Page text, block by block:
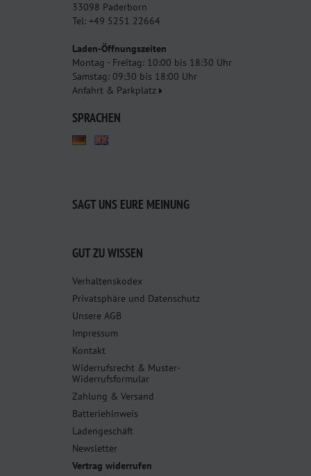
33098 Paderborn
Tel: +49 5251 22664
Laden-Öffnungszeiten
Montag - Freitag: 10:00 bis 18:30 Uhr
Samstag: 09:30 bis 18:00 Uhr
Anfahrt & Parkplatz
SPRACHEN
SAGT UNS EURE MEINUNG
GUT ZU WISSEN
Verhaltenskodex
Privatsphäre und Datenschutz
Unsere AGB
Impressum
Kontakt
Widerrufsrecht & Muster-
Widerrufsformular
Zahlung & Versand
Batteriehinweis
Ladengeschäft
Newsletter
Vertrag widerrufen